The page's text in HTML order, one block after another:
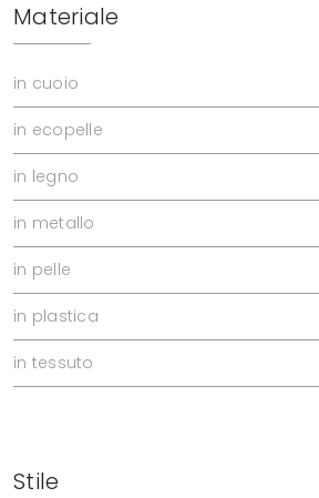
Materiale
in cuoio
in ecopelle
in legno
in metallo
in pelle
in plastica
in tessuto
Stile